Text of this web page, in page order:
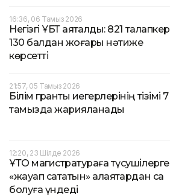
16:36, 06 Тамыз 2026
Негізгі ҰБТ аяқталды: 821 талапкер
130 балдан жоғары нәтиже
көрсетті
21:57, 05 Тамыз 2026
Білім гранты иегерлерінің тізімі 7
тамызда жарияланады
12:20, 23 Шілде 2026
ҰТО магистратураға түсушілерге
«жауап сататын» алаяқтардан сақ
болуға үндеді